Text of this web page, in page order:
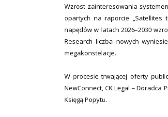
Wzrost zainteresowania
opartych na raporcie „Satellites
napędów w latach 2026–2030
Research liczba nowych
megakonstelacje.
W procesie trwającej oferty
NewConnect, CK Legal – Doradca
Księgą Popytu.